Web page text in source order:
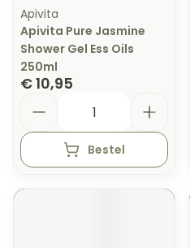
Apivita
Apivita Pure Jasmine
Shower Gel Ess Oils
250ml
€ 10,95
Bestel